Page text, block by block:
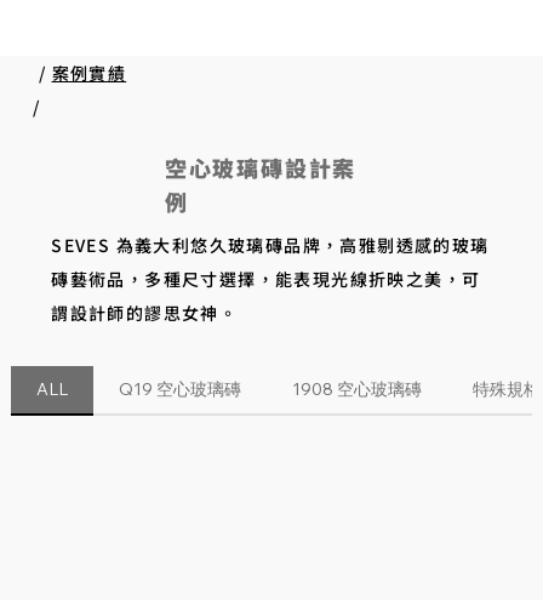
/ 案例實績
/
空心玻璃磚設計案
例
SEVES 為義大利悠久玻璃磚品牌，高雅剔透感的玻璃
磚藝術品，多種尺寸選擇，能表現光線折映之美，可
謂設計師的謬思女神。
ALL Q19 空心玻璃磚 1908 空心玻璃磚 特殊規格